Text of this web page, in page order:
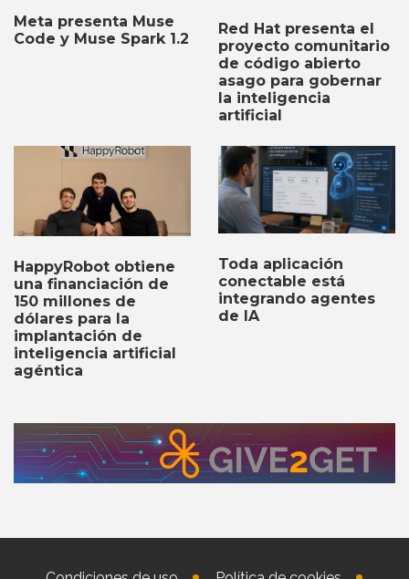
Meta presenta Muse
Code y Muse Spark 1.2
Red Hat presenta el
proyecto comunitario
de código abierto
asago para gobernar
la inteligencia
artificial
HappyRobot obtiene
una financiación de
150 millones de
dólares para la
implantación de
inteligencia artificial
agéntica
Toda aplicación
conectable está
integrando agentes
de IA